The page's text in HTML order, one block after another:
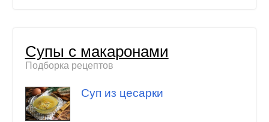
Супы с макаронами
Подборка рецептов
Суп из цесарки